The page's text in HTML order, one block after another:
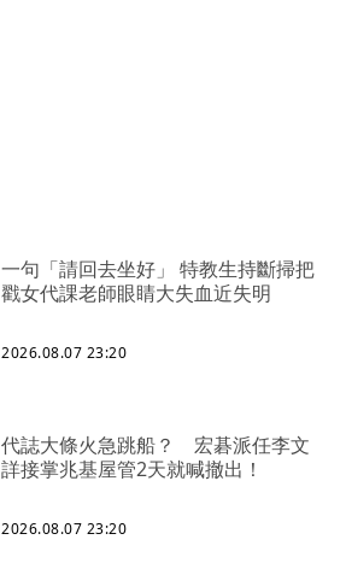
一句「請回去坐好」 特教生持斷掃把
戳女代課老師眼睛大失血近失明
2026.08.07 23:20
代誌大條火急跳船？ 宏碁派任李文
詳接掌兆基屋管2天就喊撤出！
2026.08.07 23:20